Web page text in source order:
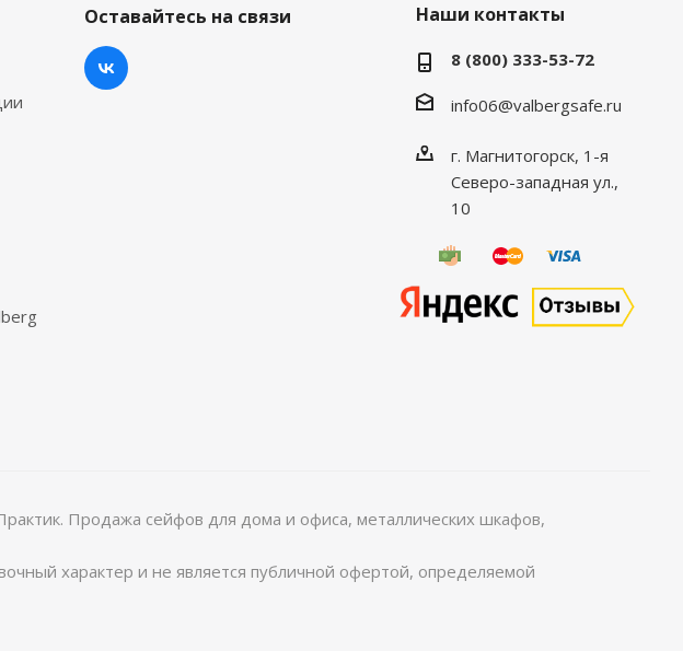
Оставайтесь на связи Наши контакты
8 (800) 333-53-72
info06@valbergsafe.ru
г. Магнитогорск, 1-я
Северо-западная ул.,
10
Продажа сейфов для дома и офиса, металлических шкафов,
характер и не является публичной офертой, определяемой